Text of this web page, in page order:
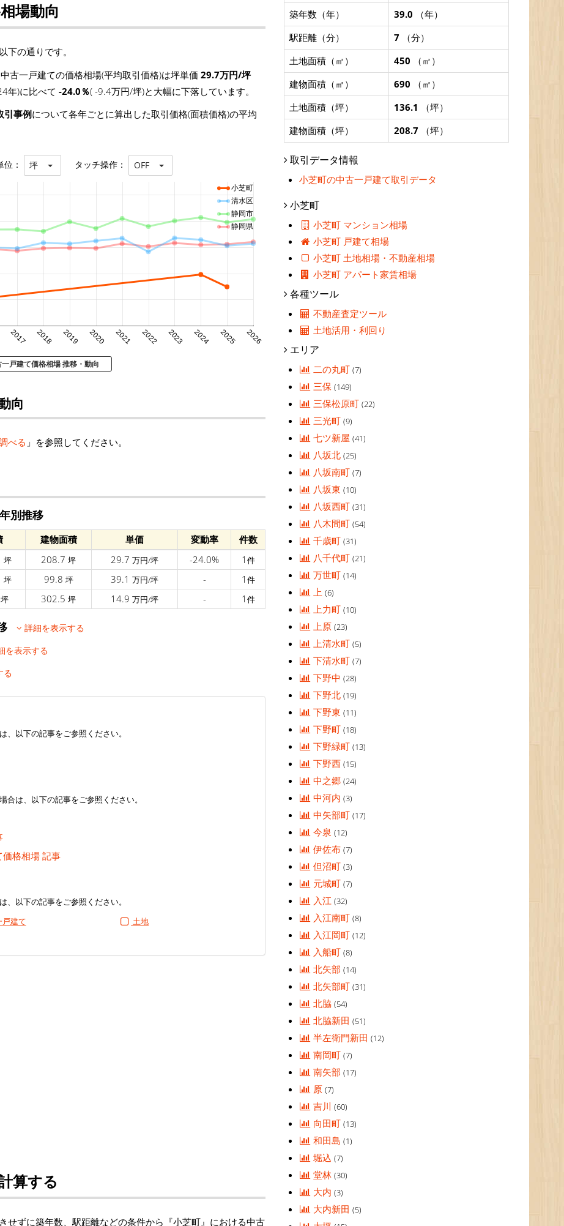
場動向
の通りです。
古一戸建ての価格相場(平均取引価格)は坪単価 29.7万円/坪
年)に比べて -24.0％( -9.4万円/坪)と大幅に下落しています。
引事例について各年ごとに算出した取引価格(面積価格)の平均
位： 坪 タッチ操作： OFF
2017 2018 2019 2020 2021 2022 2023 2024 2025 2026
小芝町
清水区
静岡市
静岡県
戸建て価格相場 推移・動向
向
べる 」を参照してください。
別推移
建物面積 単価 変動率
件数
坪 208.7 坪 29.7 万円/坪 -24.0% 1 件
坪 99.8 坪 39.1 万円/坪 - 1 件
坪 302.5 坪 14.9 万円/坪 - 1 件
移 詳細を表示する
を表示する
る
以下の記事をご参照ください。
は、以下の記事をご参照ください。
格相場 記事
以下の記事をご参照ください。
建て
土地
算する
せずに築年数、駅距離などの条件から『小芝町』における中古
築年数（年）
39.0 （年）
駅距離（分）
7 （分）
土地面積（㎡）
450 （㎡）
建物面積（㎡）
690 （㎡）
土地面積（坪）
136.1 （坪）
建物面積（坪）
208.7 （坪）
取引データ情報
小芝町の中古一戸建て取引データ
小芝町
小芝町 マンション相場
小芝町 戸建て相場
小芝町 土地相場・不動産相場
小芝町 アパート家賃相場
各種ツール
不動産査定ツール
土地活用・利回り
エリア
二の丸町(7)
三保(149)
三保松原町(22)
三光町(9)
七ツ新屋(41)
八坂北(25)
八坂南町(7)
八坂東(10)
八坂西町(31)
八木間町(54)
千歳町(31)
八千代町(21)
万世町(14)
上(6)
上力町(10)
上原(23)
上清水町(5)
下清水町(7)
下野中(28)
下野北(19)
下野東(11)
下野町(18)
下野緑町(13)
下野西(15)
中之郷(24)
中河内(3)
中矢部町(17)
今泉(12)
伊佐布(7)
但沼町(3)
元城町(7)
入江(32)
入江南町(8)
入江岡町(12)
入船町(8)
北矢部(14)
北矢部町(31)
北脇(54)
北脇新田(51)
半左衛門新田(12)
南岡町(7)
南矢部(17)
原(7)
吉川(60)
向田町(13)
和田島(1)
堀込(7)
堂林(30)
大内(3)
大内新田(5)